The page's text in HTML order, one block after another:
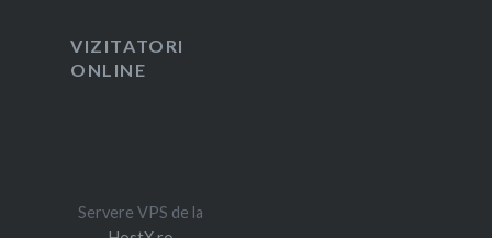
VIZITATORI
ONLINE
Servere VPS de la